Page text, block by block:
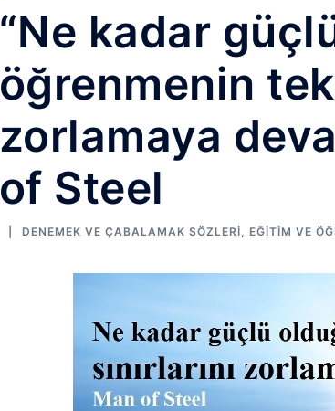
“Ne kadar
öğrenmenin tek
zorlamaya
of Steel
DENEMEK VE ÇABALAMAK SÖZLERI EĞITIM VE